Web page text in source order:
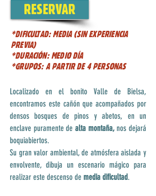
RESERVAR
*DIFICULTAD: MEDIA (SIN EXPERIENCIA
PREVIA)
*DURACIÓN: MEDIO DÍA
*GRUPOS: A PARTIR DE 4 PERSONAS
Localizado en el bonito Valle de Bielsa,
encontramos este cañón que acompañados por
densos bosques de pinos y abetos, en un
enclave puramente de alta montaña,nos dejará
boquiabiertos.
Su gran valor ambiental, de atmósfera aislada y
envolvente, dibuja un escenario mágico para
realizar este descenso de media dificultad.